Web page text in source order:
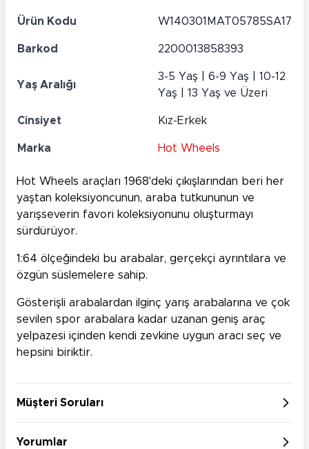
Ürün Kodu W140301MAT05785SA17
Barkod 2200013858393
Yaş Aralığı
3-5 Yaş | 6-9 Yaş | 10-12
Yaş | 13 Yaş ve Üzeri
Cinsiyet Kız-Erkek
Marka Hot Wheels
Hot Wheels araçları 1968'deki çıkışlarından beri her
yaştan koleksiyoncunun, araba tutkununun ve
yarışseverin favori koleksiyonunu oluşturmayı
sürdürüyor.
1:64 ölçeğindeki bu arabalar, gerçekçi ayrıntılara ve
özgün süslemelere sahip.
Gösterişli arabalardan ilginç yarış arabalarına ve çok
sevilen spor arabalara kadar uzanan geniş araç
yelpazesi içinden kendi zevkine uygun aracı seç ve
hepsini biriktir.
Müşteri Soruları
Yorumlar